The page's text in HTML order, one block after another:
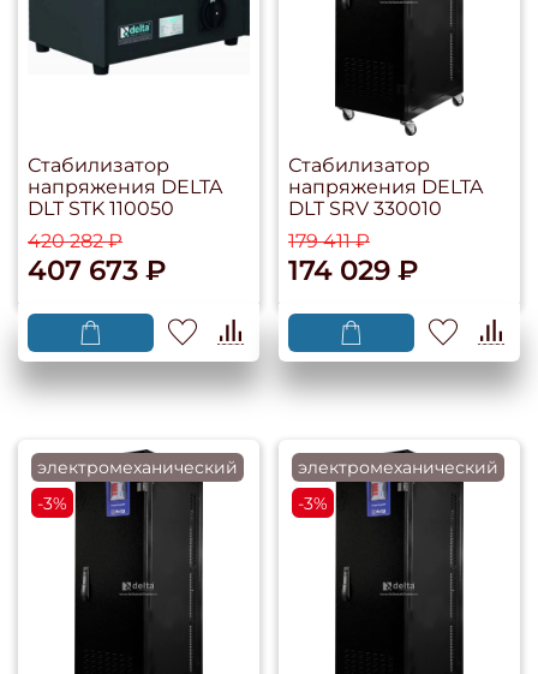
Стабилизатор
напряжения DELTA
DLT STK 110050
420 282 ₽
407 673 ₽
Стабилизатор
напряжения DELTA
DLT SRV 330010
179 411 ₽
174 029 ₽
электромеханический
-3%
электромеханический
-3%